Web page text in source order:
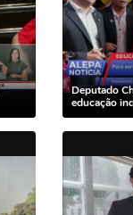
Deputado
educação